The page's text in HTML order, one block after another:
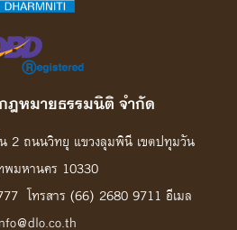
หมายธรรมนิติ จํากัด
2 ถนนวิทยุ แขวงลุมพินี เขตปทุมวัน
พมหานคร 10330
โทรสาร (66) 2680 9711 อีเมล